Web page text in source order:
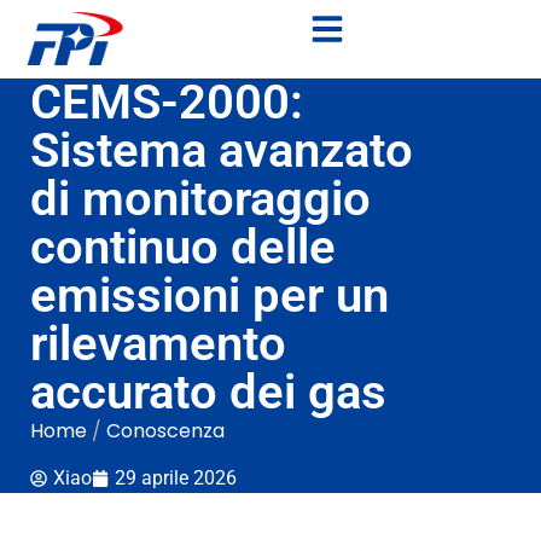
CEMS-2000:
Sistema avanzato
di monitoraggio
continuo delle
emissioni per un
rilevamento
accurato dei gas
Home / Conoscenza
Xiao 29 aprile 2026